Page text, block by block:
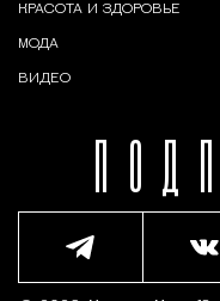
КРАСОТА И ЗДОРОВЬЕ
МОДА
ВИДЕО